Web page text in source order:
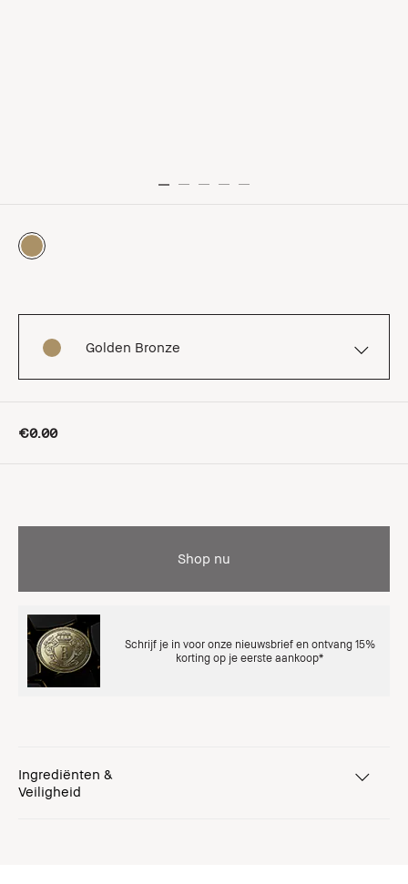
Golden Bronze
€0.00
Shop nu
Schrijf je in voor onze nieuwsbrief en ontvang 15%
korting op je eerste aankoop*
Ingrediënten &
Veiligheid